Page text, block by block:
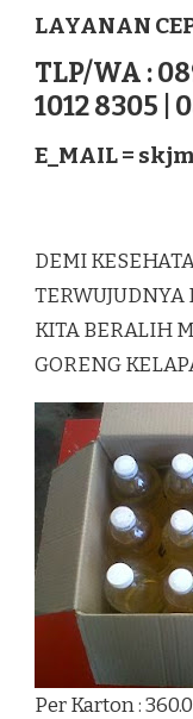
LAYANAN
TLP/WA :
1012 8305 |
E_MAIL =
DEMI
KITA BERALIH
GORENG
Per Karton :